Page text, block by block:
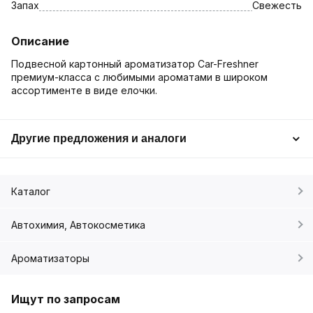
Запах Свежесть
Описание
Подвесной картонный ароматизатор Car-Freshner
премиум-класса с любимыми ароматами в широком
ассортименте в виде елочки.
Другие предложения и аналоги
Каталог
Автохимия, Автокосметика
Ароматизаторы
Ищут по запросам